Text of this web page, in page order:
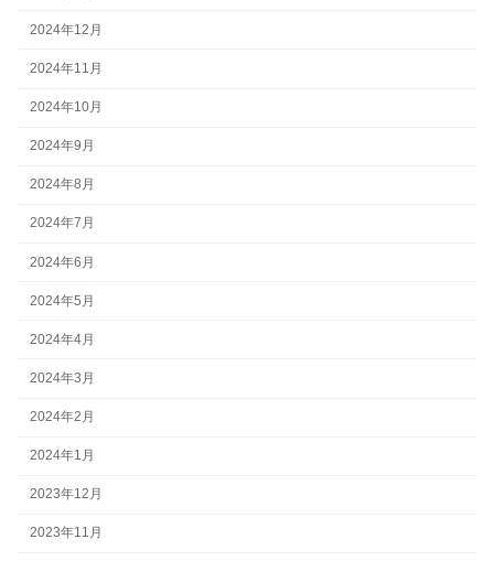
2024年12月
2024年11月
2024年10月
2024年9月
2024年8月
2024年7月
2024年6月
2024年5月
2024年4月
2024年3月
2024年2月
2024年1月
2023年12月
2023年11月